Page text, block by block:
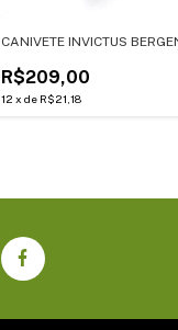
CANIVETE INVICTUS
R$209,00
12 x de R$21,18